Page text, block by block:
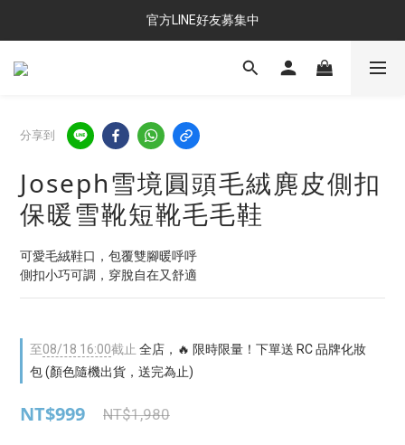
官方LINE好友募集中
分享到
Joseph雪境圓頭毛絨麂皮側扣
保暖雪靴短靴毛毛鞋
可愛毛絨鞋口，包覆雙腳暖呼呼
側扣小巧可調，穿脫自在又舒適
至08/18 16:00截止 全店，🔥 限時限量！下單送 RC 品牌化妝
包 (顏色隨機出貨，送完為止)
NT$999 NT$1,980